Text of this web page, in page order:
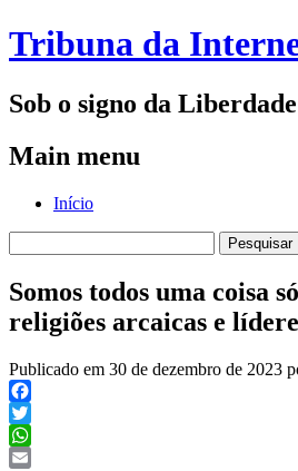
Tribuna da
Sob o signo da Liberdade
Main menu
Skip
Início
por:
Somos todos uma coisa
religiões arcaicas e
Publicado em 30 de dezembro de 2023
Facebook
Twitter
WhatsApp